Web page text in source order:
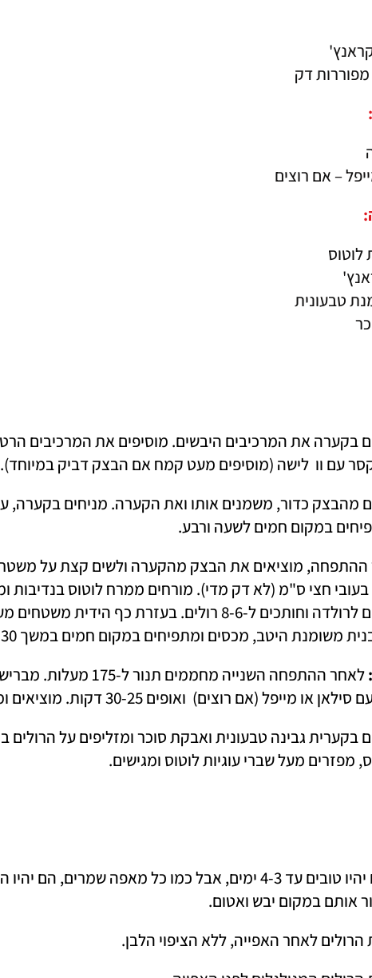
לוטוס
טבעונית
עם וו  לישה (מוסיפים מעט קמח אם הבצק דביק במיוחד).
במקום חמים לשעה ורבע.
משומנת היטב, מכסים ומתפיחים במקום חמים במשך 30 דקות.
:
(אם רוצים)  ואופים 30-25 דקות. מוציאים ומקררים.
מפזרים מעל שברי עוגיות לוטוס ומגישים.
אותם במקום יבש ואטום.